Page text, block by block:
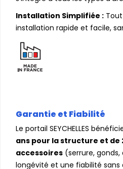
Installation Simplifiée :
installation rapide et facile,
Garantie et Fiabilité
Le portail SEYCHELLES
ans pour la structure et de
accessoires (serrure,
longévité et une fiabilité